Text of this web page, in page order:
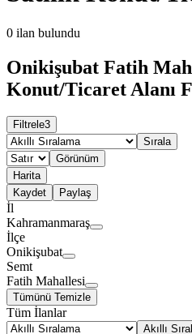
0 ilan bulundu
Onikişubat Fatih
Konut/Ticaret Alanı
Filtrele3
Sırala
Görünüm
Harita
Kaydet
Paylaş
İl
Kahramanmaraş
İlçe
Onikişubat
Semt
Fatih Mahallesi
Tümünü Temizle
Tüm İlanlar
Akıllı